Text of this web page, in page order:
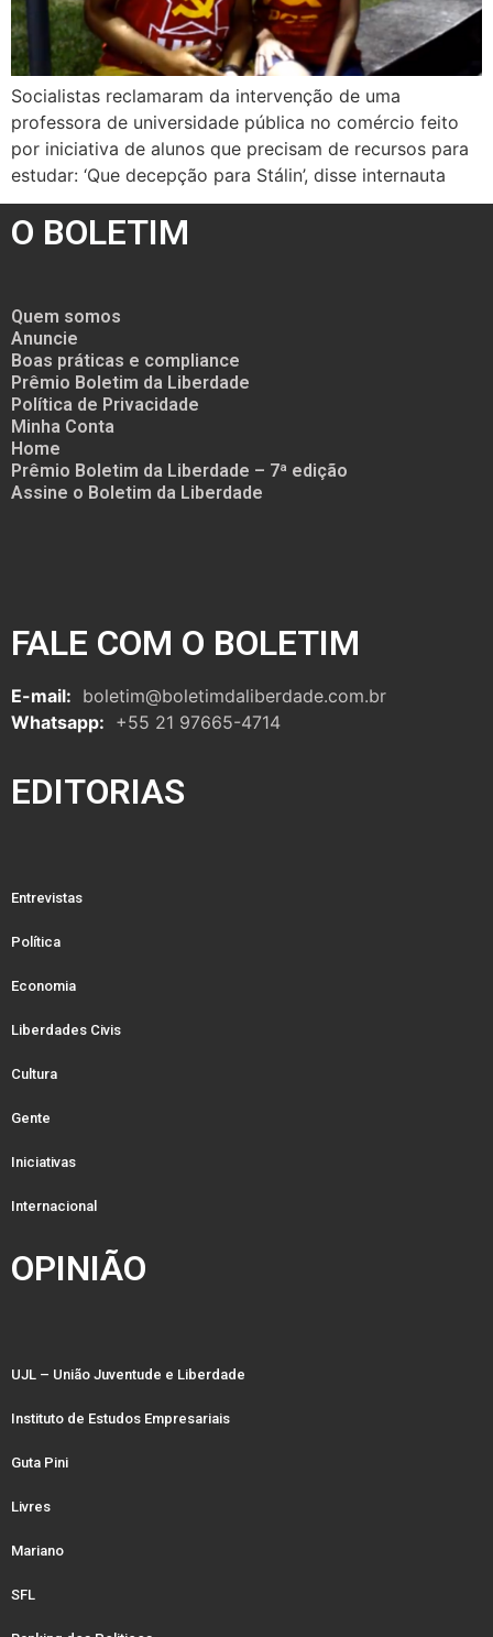
Socialistas reclamaram da intervenção de uma
professora de universidade pública no comércio feito
por iniciativa de alunos que precisam de recursos para
estudar: ‘Que decepção para Stálin’, disse internauta
O BOLETIM
Quem somos
Anuncie
Boas práticas e compliance
Prêmio Boletim da Liberdade
Política de Privacidade
Minha Conta
Home
Prêmio Boletim da Liberdade – 7ª edição
Assine o Boletim da Liberdade
FALE COM O BOLETIM
E-mail: boletim@boletimdaliberdade.com.br
Whatsapp: +55 21 97665-4714
EDITORIAS
Entrevistas
Política
Economia
Liberdades Civis
Cultura
Gente
Iniciativas
Internacional
OPINIÃO
UJL – União Juventude e Liberdade
Instituto de Estudos Empresariais
Guta Pini
Livres
Mariano
SFL